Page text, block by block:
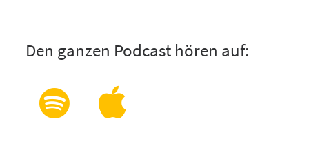
Den ganzen Podcast hören auf: